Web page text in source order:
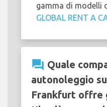
gamma di modelli
GLOBAL RENT A
question_answer Quale
autonoleggio
Frankfurt offre